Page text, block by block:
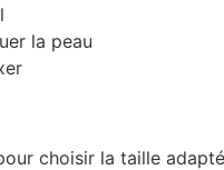
la peau
choisir la taille